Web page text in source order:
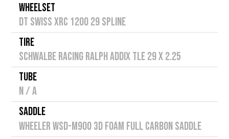
WHEELSET
DT SWISS XRC 1200 29 SPLINE
TIRE
SCHWALBE RACING RALPH ADDIX TLE 29 x 2.25
TUBE
N / A
SADDLE
WHEELER WSD-M900 3D FOAM FULL CARBON SADDLE